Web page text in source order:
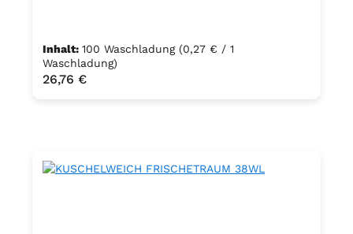
Inhalt: 100 Waschladung (0,27 € / 1
Waschladung)
Regulärer Preis:
26,76 €